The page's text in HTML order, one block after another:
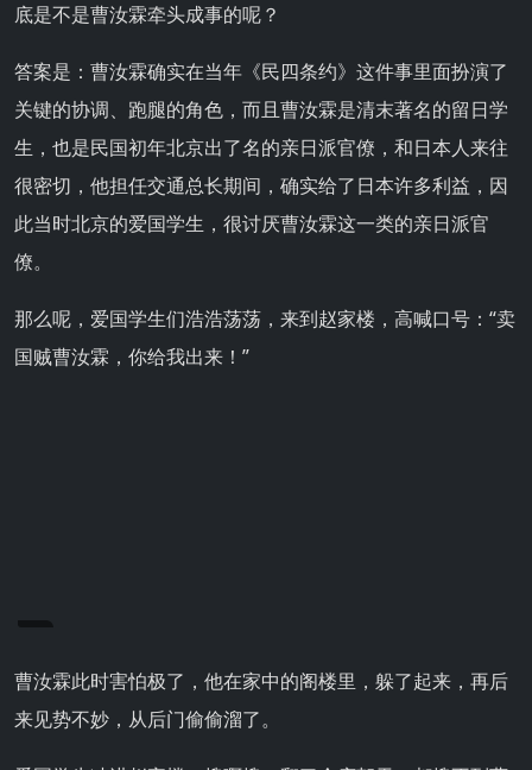
底是不是曹汝霖牵头成事的呢？
答案是：曹汝霖确实在当年《民四条约》这件事里面扮演了
关键的协调、跑腿的角色，而且曹汝霖是清末著名的留日学
生，也是民国初年北京出了名的亲日派官僚，和日本人来往
很密切，他担任交通总长期间，确实给了日本许多利益，因
此当时北京的爱国学生，很讨厌曹汝霖这一类的亲日派官
僚。
那么呢，爱国学生们浩浩荡荡，来到赵家楼，高喊口号：“卖
国贼曹汝霖，你给我出来！”
曹汝霖此时害怕极了，他在家中的阁楼里，躲了起来，再后
来见势不妙，从后门偷偷溜了。